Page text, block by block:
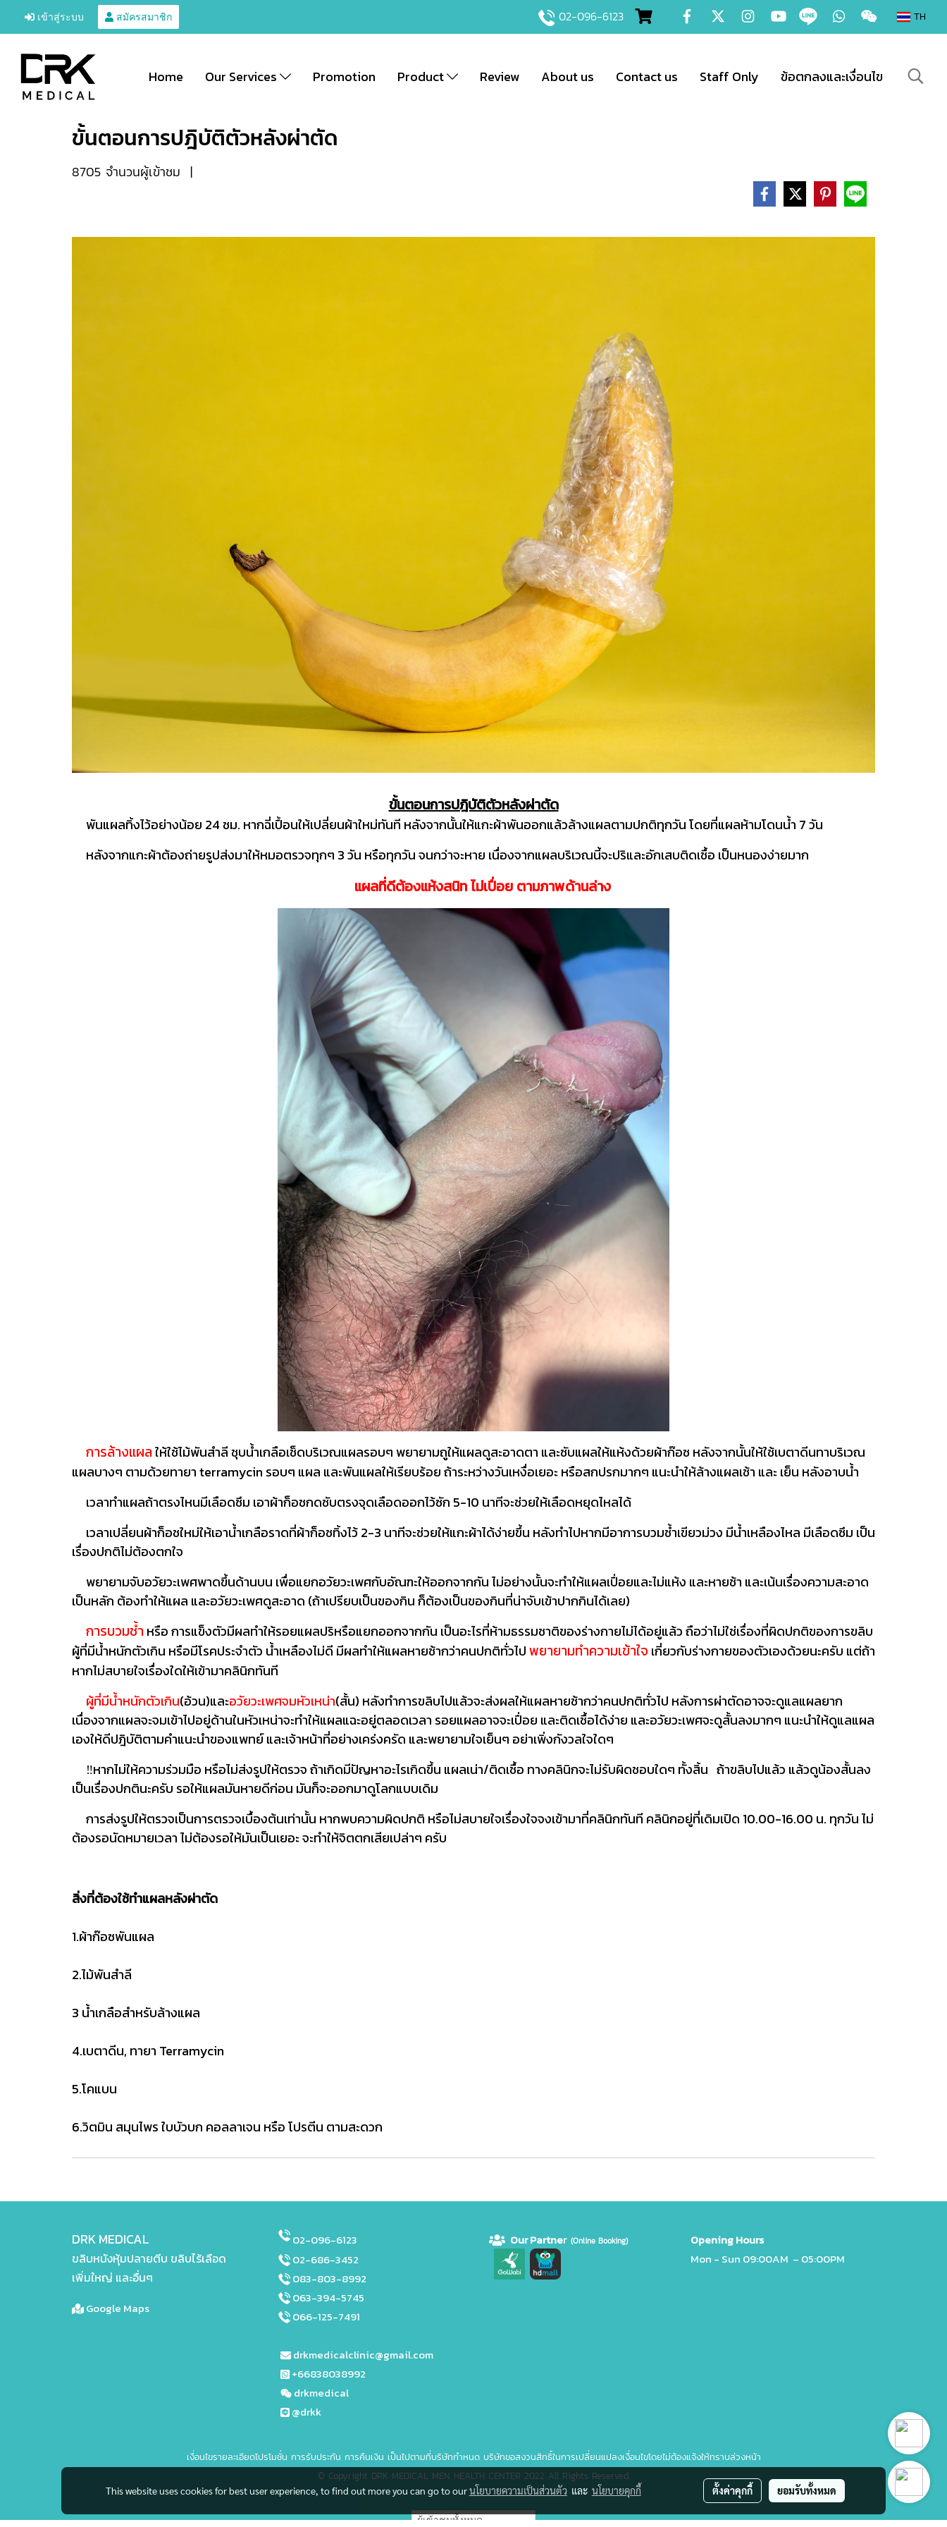
เข้าสู่ระบบ สมัครสมาชิก 02-096-6123 TH
Home Our Services Promotion Product Review About us Contact us Staff Only ข้อตกลงและเงื่อนไข
ขั้นตอนการปฎิบัติตัวหลังผ่าตัด
8705 จำนวนผู้เข้าชม |
ขั้นตอนการปฎิบัติตัวหลังผ่าตัด
พันแผลทิ้งไว้อย่างน้อย 24 ชม. หากฉี่เปื้อนให้เปลี่ยนผ้าใหม่ทันที หลังจากนั้นให้แกะผ้าพันออกแล้วล้างแผลตามปกติทุกวัน โดยที่แผลห้ามโดนน้ำ 7 วัน
หลังจากแกะผ้าต้องถ่ายรูปส่งมาให้หมอตรวจทุกๆ 3 วัน หรือทุกวัน จนกว่าจะหาย เนื่องจากแผลบริเวณนี้จะปริและอักเสบติดเชื้อ เป็นหนองง่ายมาก
แผลที่ดีต้องแห้งสนิท ไม่เปื่อย ตามภาพด้านล่าง
การล้างแผลให้ใช้ไม้พันสำลี ชุบน้ำเกลือเช็ดบริเวณแผลรอบๆ พยายามถูให้แผลดูสะอาดตา และซับแผลให้แห้งด้วยผ้าก๊อซ หลังจากนั้นให้ใช้เบตาดีนทาบริเวณ
แผลบางๆ ตามด้วยทายา terramycin รอบๆ แผล และพันแผลให้เรียบร้อย ถ้าระหว่างวันเหงื่อเยอะ หรือสกปรกมากๆ แนะนำให้ล้างแผลเช้า และ เย็น หลังอาบน้ำ
เวลาทำแผลถ้าตรงไหนมีเลือดซึม เอาผ้าก็อชกดซับตรงจุดเลือดออกไว้ซัก 5-10 นาทีจะช่วยให้เลือดหยุดไหลได้
เวลาเปลี่ยนผ้าก็อชใหม่ให้เอาน้ำเกลือราดที่ผ้าก็อชทิ้งไว้ 2-3 นาทีจะช่วยให้แกะผ้าได้ง่ายขึ้น หลังทำไปหากมีอาการบวมช้ำเขียวม่วง มีน้ำเหลืองไหล มีเลือดซึม เป็น
เรื่องปกติไม่ต้องตกใจ
พยายามจับอวัยวะเพศพาดขึ้นด้านบน เพื่อแยกอวัยวะเพศกับอัณฑะให้ออกจากกัน ไม่อย่างนั้นจะทำให้แผลเปื่อยและไม่แห้ง และหายช้า และเน้นเรื่องความสะอาด
เป็นหลัก ต้องทำให้แผล และอวัยวะเพศดูสะอาด (ถ้าเปรียบเป็นของกิน ก็ต้องเป็นของกินที่น่าจับเข้าปากกินได้เลย)
การบวมช้ำ หรือ การแข็งตัวมีผลทำให้รอยแผลปริหรือแยกออกจากกัน เป็นอะไรที่ห้ามธรรมชาติของร่างกายไม่ได้อยู่แล้ว ถือว่าไม่ใช่เรื่องที่ผิดปกติของการขลิบ
ผู้ที่มีน้ำหนักตัวเกิน หรือมีโรคประจำตัว น้ำเหลืองไม่ดี มีผลทำให้แผลหายช้ากว่าคนปกติทั่วไปพยายามทำความเข้าใจ เกี่ยวกับร่างกายของตัวเองด้วยนะครับ แต่ถ้า
หากไม่สบายใจเรื่องใดให้เข้ามาคลินิกทันที
ผู้ที่มีน้ำหนักตัวเกิน(อ้วน)และอวัยวะเพศจมหัวเหน่า(สั้น) หลังทำการขลิบไปแล้วจะส่งผลให้แผลหายช้ากว่าคนปกติทั่วไป หลังการผ่าตัดอาจจะดูแลแผลยาก
เนื่องจากแผลจะจมเข้าไปอยู่ด้านในหัวเหน่าจะทำให้แผลแฉะอยู่ตลอดเวลา รอยแผลอาจจะเปื่อย และติดเชื้อได้ง่าย และอวัยวะเพศจะดูสั้นลงมากๆ แนะนำให้ดูแลแผล
เองให้ดีปฎิบัติตามคำแนะนำของแพทย์ และเจ้าหน้าที่อย่างเคร่งครัด และพยายามใจเย็นๆ อย่าเพิ่งกังวลใจใดๆ
‼️หากไม่ให้ความร่วมมือ หรือไม่ส่งรูปให้ตรวจ ถ้าเกิดมีปัญหาอะไรเกิดขึ้น แผลเน่า/ติดเชื้อ ทางคลินิกจะไม่รับผิดชอบใดๆ ทั้งสิ้น ถ้าขลิบไปแล้ว แล้วดูน้องสั้นลง
เป็นเรื่องปกตินะครับ รอให้แผลมันหายดีก่อน มันก็จะออกมาดูโลกแบบเดิม
การส่งรูปให้ตรวจเป็นการตรวจเบื้องต้นเท่านั้น หากพบความผิดปกติ หรือไม่สบายใจเรื่องใจจงเข้ามาที่คลินิกทันที คลินิกอยู่ที่เดิมเปิด 10.00-16.00 น. ทุกวัน ไม่
ต้องรอนัดหมายเวลา ไม่ต้องรอให้มันเป็นเยอะ จะทำให้จิตตกเสียเปล่าๆ ครับ
สิ่งที่ต้องใช้ทำแผลหลังผ่าตัด
1.ผ้าก๊อซพันแผล
2.ไม้พันสำลี
3 น้ำเกลือสำหรับล้างแผล
4.เบตาดีน, ทายา Terramycin
5.โคแบน
6.วิตมิน สมุนไพร ใบบัวบก คอลลาเจน หรือ โปรตีน ตามสะดวก
DRK MEDICAL
ขลิบหนังหุ้มปลายตีบ ขลิบไร้เลือด
เพิ่มใหญ่ และอื่นๆ
Google Maps
02-096-6123
02-686-3452
083-803-8992
063-394-5745
066-125-7491
drkmedicalclinic@gmail.com
+66838038992
drkmedical
@drkk
Our Partner (Online Booking)
Opening Hours
Mon - Sun 09:00AM – 05:00PM
เงื่อนไขรายละเอียดโปรโมชั่น การรับประกัน การคืนเงิน เป็นไปตามที่บริษัทกำหนด บริษัทขอสงวนสิทธิ์ในการเปลี่ยนแปลงเงื่อนไขโดยไม่ต้องแจ้งให้ทราบล่วงหน้า
© Copyright DRK MEDICAL MEN HEALTH CENTER 2022 All Rights Reserved.
ผู้เข้าชมวันนี้
This website uses cookies for best user experience, to find out more you can go to ourนโยบายความเป็นส่วนตัว และ นโยบายคุกกี้ ตั้งค่าคุกกี้ ยอมรับทั้งหมด